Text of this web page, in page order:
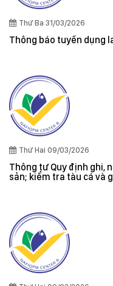
Thứ Ba 31/03/2026
Thông báo tuyển dụng
Thứ Hai 09/03/2026
Thông tư Quy định ghi,
sản; kiểm tra tàu cá và